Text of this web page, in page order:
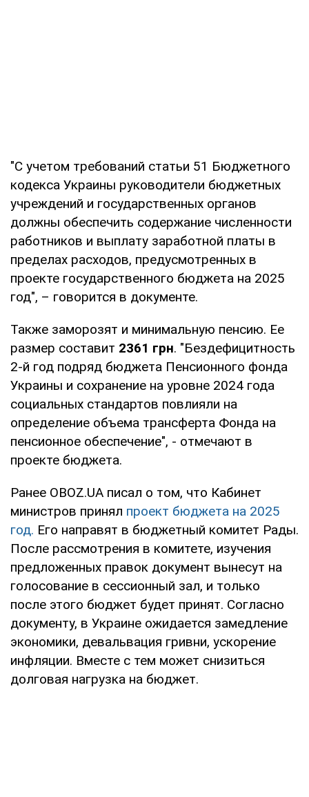
"С учетом требований статьи 51 Бюджетного
кодекса Украины руководители бюджетных
учреждений и государственных органов
должны обеспечить содержание численности
работников и выплату заработной платы в
пределах расходов, предусмотренных в
проекте государственного бюджета на 2025
год", – говорится в документе.
Также заморозят и минимальную пенсию. Ее
размер составит 2361 грн. "Бездефицитность
2-й год подряд бюджета Пенсионного фонда
Украины и сохранение на уровне 2024 года
социальных стандартов повлияли на
определение объема трансферта Фонда на
пенсионное обеспечение", - отмечают в
проекте бюджета.
Ранее OBOZ.UA писал о том, что Кабинет
министров принял проект бюджета на 2025
год. Его направят в бюджетный комитет Рады.
После рассмотрения в комитете, изучения
предложенных правок документ вынесут на
голосование в сессионный зал, и только
после этого бюджет будет принят. Согласно
документу, в Украине ожидается замедление
экономики, девальвация гривни, ускорение
инфляции. Вместе с тем может снизиться
долговая нагрузка на бюджет.